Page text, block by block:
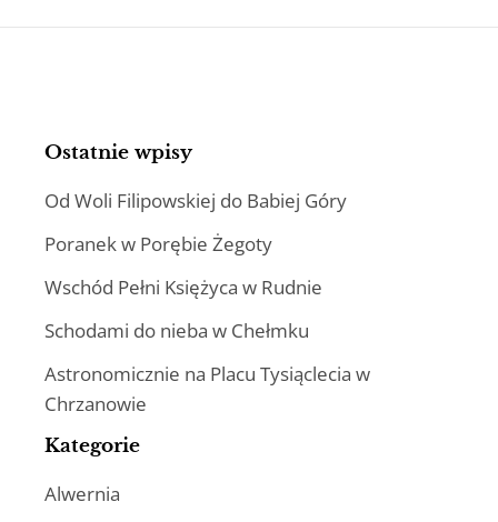
Ostatnie wpisy
Od Woli Filipowskiej do Babiej Góry
Poranek w Porębie Żegoty
Wschód Pełni Księżyca w Rudnie
Schodami do nieba w Chełmku
Astronomicznie na Placu Tysiąclecia w
Chrzanowie
Kategorie
Alwernia